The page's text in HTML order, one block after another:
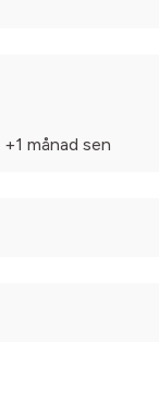
+1 månad sen